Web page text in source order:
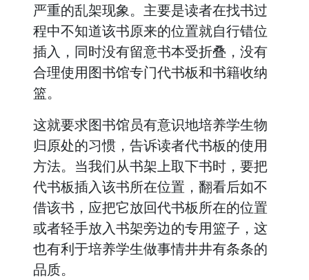
严重的乱架现象。主要是读者在找书过
程中不知道该书原来的位置就自行错位
插入，同时没有留意书本受折叠，没有
合理使用图书馆专门代书板和书籍收纳
篮。
这就要求图书馆员有意识地培养学生物
归原处的习惯，告诉读者代书板的使用
方法。当我们从书架上取下书时，要把
代书板插入该书所在位置，翻看后如不
借该书，应把它放回代书板所在的位置
或者轻手放入书架旁边的专用篮子，这
也有利于培养学生做事情井井有条条的
品质。